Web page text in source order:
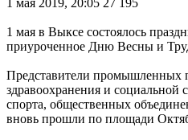
1 мая 2019, 20:05 27 195
1 мая в Выксе состоялось
приуроченное Дню Весны и
Представители промышленных
здравоохранения и социальной
спорта, общественных
вновь прошли по площади